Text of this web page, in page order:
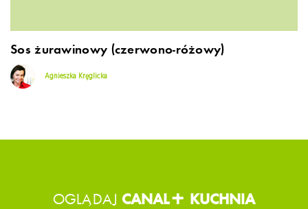
Sos żurawinowy (czerwono-różowy)
Agnieszka Kręglicka
OGLĄDAJ CANAL+ KUCHNIA